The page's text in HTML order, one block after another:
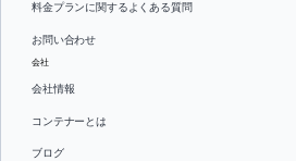
料金プランに関するよくある質問
お問い合わせ
会社
会社情報
コンテナーとは
ブログ